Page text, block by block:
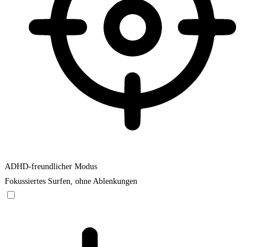
ADHD-freundlicher Modus
Fokussiertes Surfen, ohne Ablenkungen